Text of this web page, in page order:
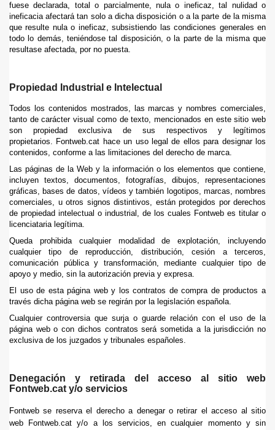
fuese declarada, total o parcialmente, nula o ineficaz, tal nulidad o
ineficacia afectará tan solo a dicha disposición o a la parte de la misma
que resulte nula o ineficaz, subsistiendo las condiciones generales en
todo lo demás, teniéndose tal disposición, o la parte de la misma que
resultase afectada, por no puesta.
Propiedad Industrial e Intelectual
Todos los contenidos mostrados, las marcas y nombres comerciales,
tanto de carácter visual como de texto, mencionados en este sitio web
son propiedad exclusiva de sus respectivos y legítimos
propietarios. Fontweb.cat hace un uso legal de ellos para designar los
contenidos, conforme a las limitaciones del derecho de marca.
Las páginas de la Web y la información o los elementos que contiene,
incluyen textos, documentos, fotografías, dibujos, representaciones
gráficas, bases de datos, vídeos y también logotipos, marcas, nombres
comerciales, u otros signos distintivos, están protegidos por derechos
de propiedad intelectual o industrial, de los cuales Fontweb es titular o
licenciataria legítima.
Queda prohibida cualquier modalidad de explotación, incluyendo
cualquier tipo de reproducción, distribución, cesión a terceros,
comunicación pública y transformación, mediante cualquier tipo de
apoyo y medio, sin la autorización previa y expresa.
El uso de esta página web y los contratos de compra de productos a
través dicha página web se regirán por la legislación española.
Cualquier controversia que surja o guarde relación con el uso de la
página web o con dichos contratos será sometida a la jurisdicción no
exclusiva de los juzgados y tribunales españoles.
Denegación y retirada del acceso al sitio web
Fontweb.cat y/o servicios
Fontweb se reserva el derecho a denegar o retirar el acceso al sitio
web Fontweb.cat y/o a los servicios, en cualquier momento y sin